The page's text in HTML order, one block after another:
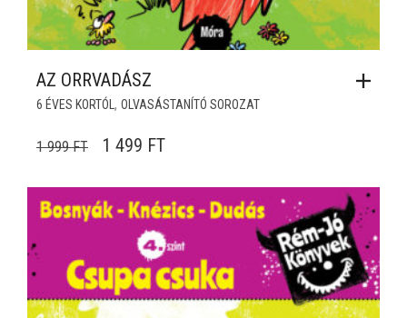
AZ ORRVADÁSZ
6 ÉVES KORTÓL , OLVASÁSTANÍTÓ SOROZAT
1 999FT ORIGINAL PRICE WAS: 1 999 FT.
1 499 FTCURRENT PRICE IS: 1 499 FT.